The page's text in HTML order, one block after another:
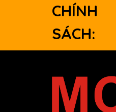
Consumption
Environment
Operating
Download
Datasheet
CHÍNH
SÁCH: